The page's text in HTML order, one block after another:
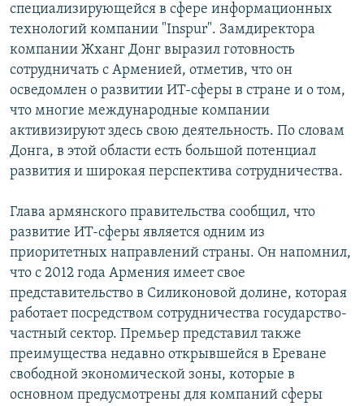
специализирующейся в сфере информационных
технологий компании "Inspur". Замдиректора
компании Жханг Донг выразил готовность
сотрудничать с Арменией, отметив, что он
осведомлен о развитии ИТ-сферы в стране и о том,
что многие международные компании
активизируют здесь свою деятельность. По словам
Донга, в этой области есть большой потенциал
развития и широкая перспектива сотрудничества.
Глава армянского правительства сообщил, что
развитие ИТ-сферы является одним из
приоритетных направлений страны. Он напомнил,
что с 2012 года Армения имеет свое
представительство в Силиконовой долине, которая
работает посредством сотрудничества государство-
частный сектор. Премьер представил также
преимущества недавно открывшейся в Ереване
свободной экономической зоны, которые в
основном предусмотрены для компаний сферы